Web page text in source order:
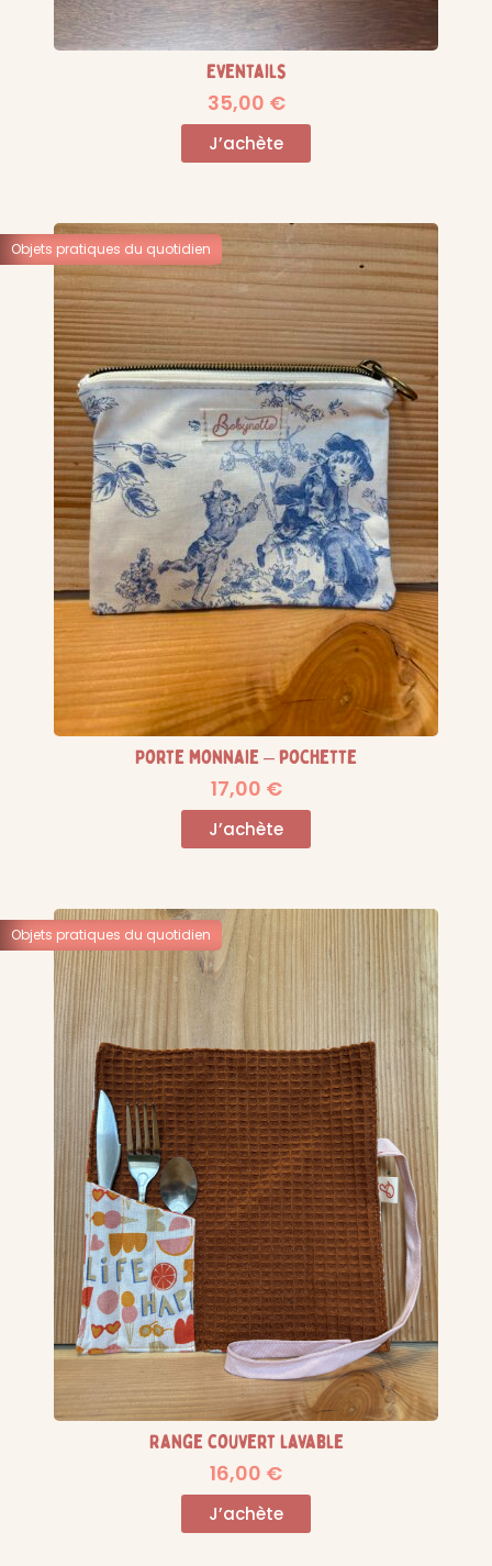
Eventails
35,00 €
J’achète
Objets pratiques du quotidien
Porte monnaie – pochette
17,00 €
J’achète
Objets pratiques du quotidien
Range couvert lavable
16,00 €
J’achète